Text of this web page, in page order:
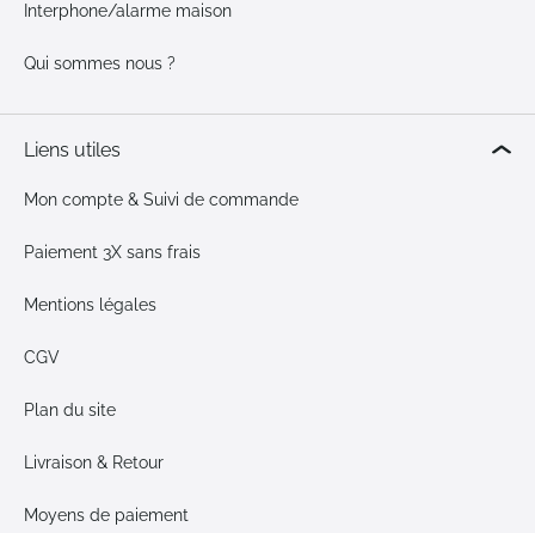
Interphone/alarme maison
Qui sommes nous ?
Liens utiles
Mon compte & Suivi de commande
Paiement 3X sans frais
Mentions légales
CGV
Plan du site
Livraison & Retour
Moyens de paiement